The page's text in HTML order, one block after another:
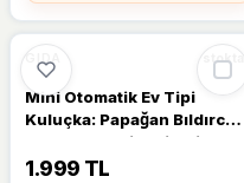
%20 %20 DÜŞTÜ
GIDA stokta
Mini Otomatik Ev Tipi
Kuluçka: Papağan Bıldırcın
Kuluçka Makinesi 18li
Yumurtalı MX-18
1.999 TL